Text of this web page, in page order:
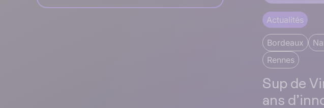
Actualités
Bordeaux
Rennes
Sup de
ans